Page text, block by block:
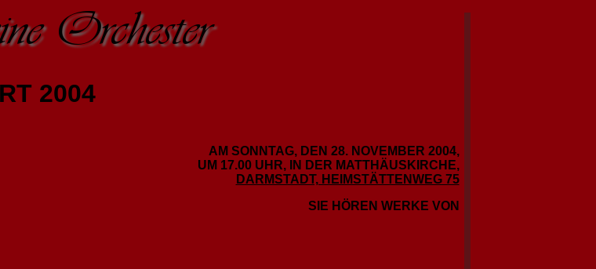
Orchester
2004
AM SONNTAG, DEN 28. NOVEMBER 2004,
UM 17.00 UHR, IN DER MATTHÄUSKIRCHE,
DARMSTADT, HEIMSTÄTTENWEG 75
SIE HÖREN WERKE VON